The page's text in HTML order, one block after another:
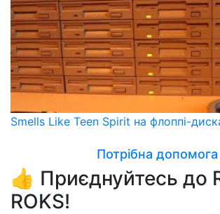
Smells Like Teen Spirit на флоппі-
Потрібна допомога
👍 Приєднуйтесь до
ROKS!